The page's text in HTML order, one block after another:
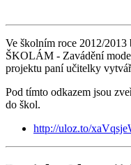
Ve školním roce 2012/
ŠKOLÁM - Zavádění
projektu paní učitelky
Pod tímto odkazem jsou
do škol.
http://uloz.to/